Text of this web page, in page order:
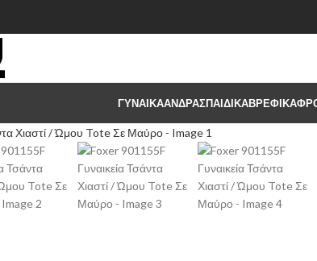
ΓΥΝΑΙΚΑΑΝΔΡΑΣΠΑΙΔΙΚΆΒΡΕΦΙΚΆ